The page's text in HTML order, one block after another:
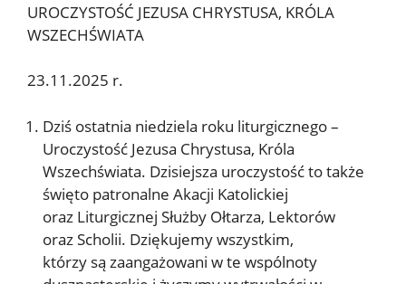
UROCZYSTOŚĆ JEZUSA CHRYSTUSA, KRÓLA
WSZECHŚWIATA
23.11.2025 r.
Dziś ostatnia niedziela roku liturgicznego –
Uroczystość Jezusa Chrystusa, Króla
Wszechświata. Dzisiejsza uroczystość to także
święto patronalne Akacji Katolickiej
oraz Liturgicznej Służby Ołtarza, Lektorów
oraz Scholii. Dziękujemy wszystkim,
którzy są zaangażowani w te wspólnoty